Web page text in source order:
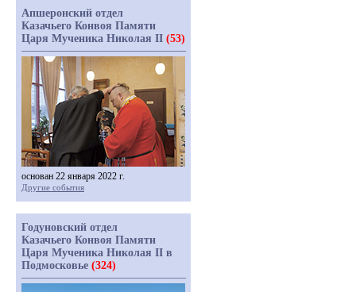
Апшеронский отдел
Казачьего Конвоя Памяти
Царя Мученика Николая II (53)
основан 22 января 2022 г.
Другие события
Годуновский отдел
Казачьего Конвоя Памяти
Царя Мученика Николая II в
Подмосковье (324)